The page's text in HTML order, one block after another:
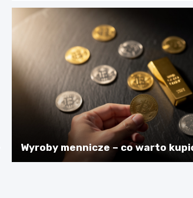
Wyroby mennicze – co warto